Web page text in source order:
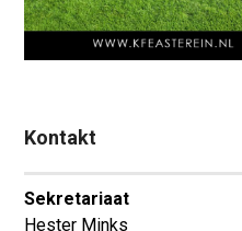
Kontakt
Sekretariaat
Hester Minks